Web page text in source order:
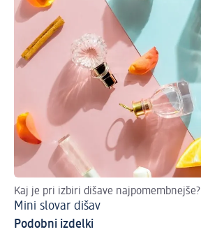
Kaj je pri izbiri dišave najpomembnejše?
Mini slovar dišav
Podobni izdelki